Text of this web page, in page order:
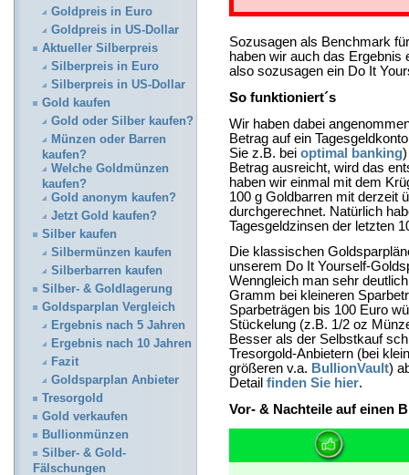
Sozusagen als Benchmark
haben wir auch das
also sozusagen ein Do It
So funktioniert´s
Wir haben dabei
Betrag auf ein
Sie z.B. bei optimal banking
Betrag ausreicht, wird das
haben wir einmal mit dem
100 g Goldbarren mit derzeit
durchgerechnet. Natürlich
Tagesgeldzinsen der letzten
Die klassischen
unserem Do It Yourself-
Wenngleich man sehr
Gramm bei kleineren
Sparbeträgen bis 100 Euro
Stückelung (z.B. 1/2 oz
Besser als der Selbstkauf
Tresorgold-Anbietern (bei
größeren v.a. BullionVault)
Detail finden Sie hier.
Vor- & Nachteile auf einen
Goldpreis in Euro
Goldpreis in US-Dollar
Aktueller Silberpreis
Silberpreis in Euro
Silberpreis in US-Dollar
Gold kaufen
Gold oder Silber kaufen?
Münzen oder Barren
kaufen?
Welche Goldmünzen
kaufen?
Gold anonym kaufen?
Jetzt Gold kaufen?
Silber kaufen
Silbermünzen kaufen
Silberbarren kaufen
Silber- & Goldlagerung
Goldsparplan Vergleich
Ergebnis nach 5 Jahren
Ergebnis nach 10 Jahren
Fazit
Goldsparplan Anbieter
Tresorgold
Gold verkaufen
Bullionmünzen
Silber- & Gold-
Fälschungen